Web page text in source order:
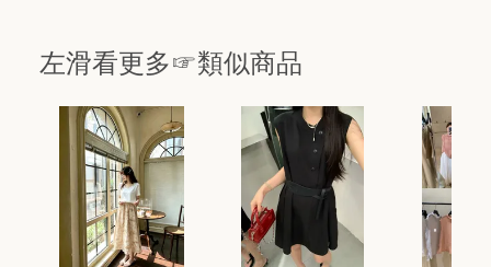
左滑看更多☞類似商品